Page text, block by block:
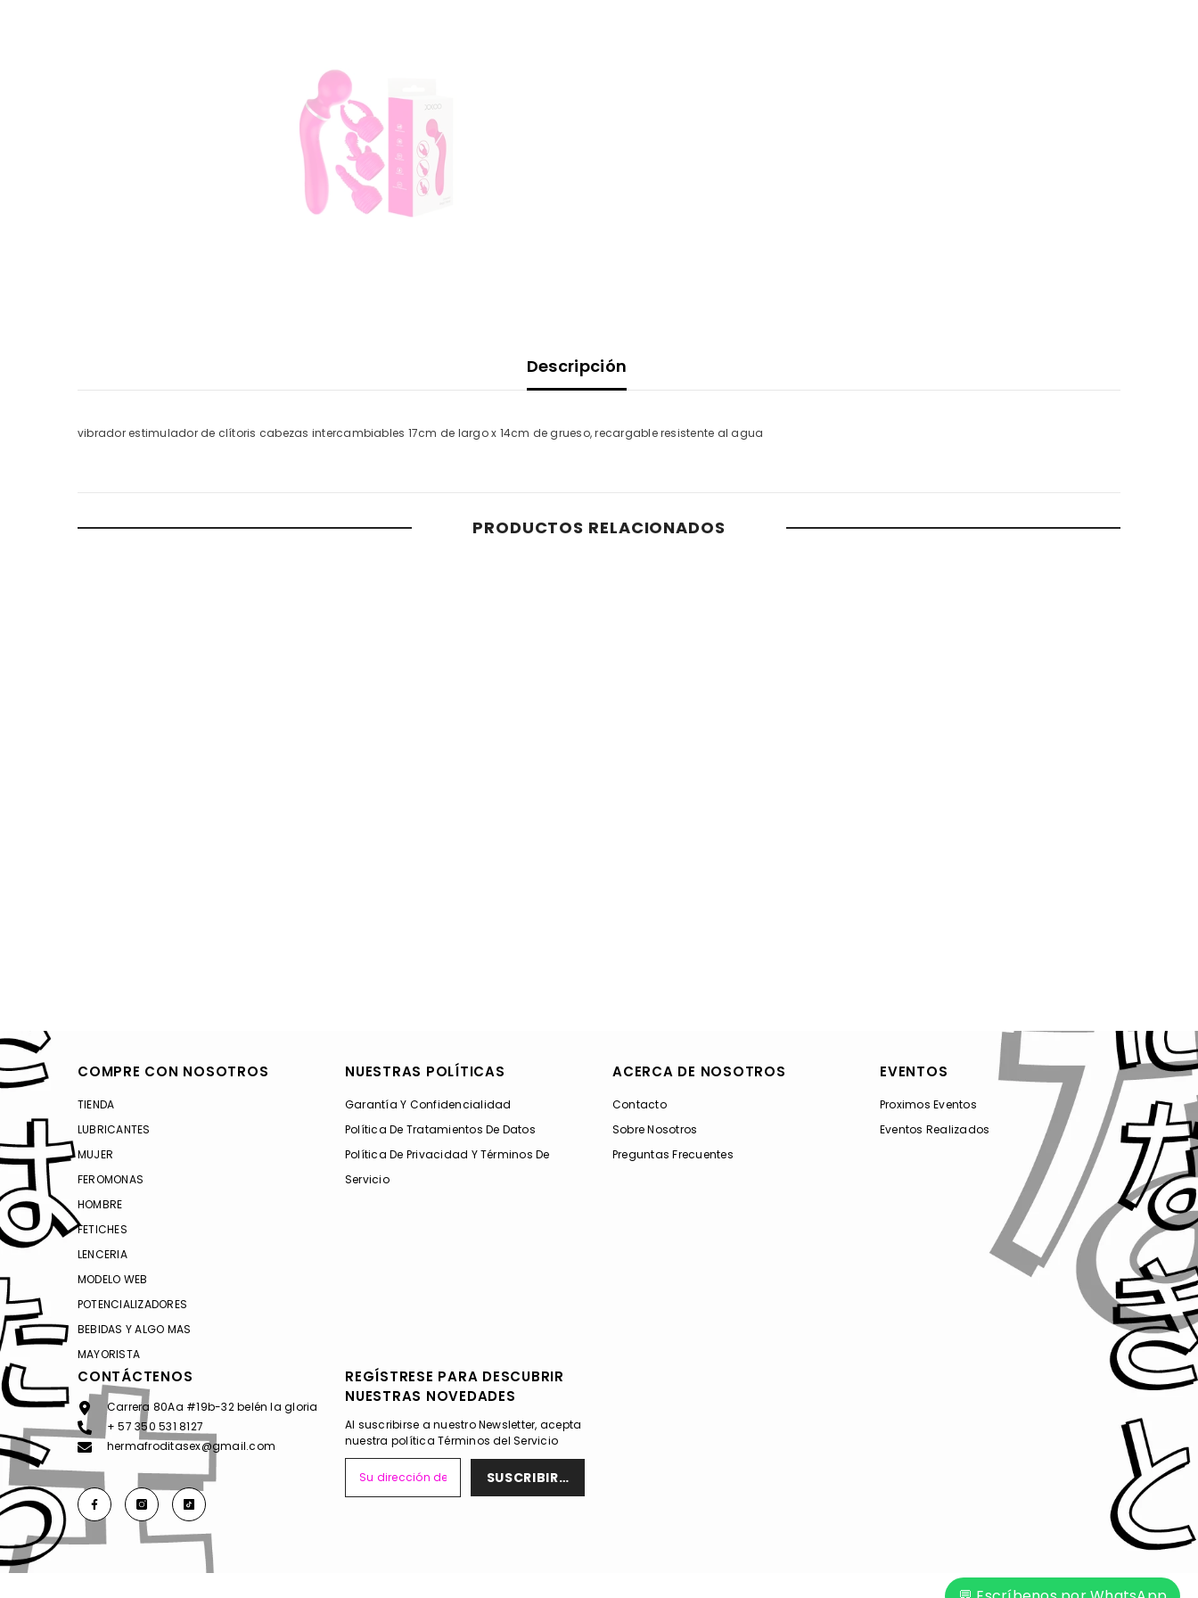
Descripción
vibrador estimulador de clítoris cabezas intercambiables 17cm de largo x 14cm de grueso, recargable resistente al agua
PRODUCTOS RELACIONADOS
COMPRE CON NOSOTROS
TIENDA
LUBRICANTES
MUJER
FEROMONAS
HOMBRE
FETICHES
LENCERIA
MODELO WEB
POTENCIALIZADORES
BEBIDAS Y ALGO MAS
MAYORISTA
NUESTRAS POLÍTICAS
Garantía Y Confidencialidad
Política De Tratamientos De Datos
Política De Privacidad Y Términos De
Servicio
ACERCA DE NOSOTROS
Contacto
Sobre Nosotros
Preguntas Frecuentes
EVENTOS
Proximos Eventos
Eventos Realizados
CONTÁCTENOS
Carrera 80Aa #19b-32 belén la gloria
+ 57 350 531 8127
hermafroditasex@gmail.com
REGÍSTRESE PARA DESCUBRIR
NUESTRAS NOVEDADES
Al suscribirse a nuestro Newsletter, acepta
nuestra políticaTérminos del Servicio
SUSCRIBIRSE